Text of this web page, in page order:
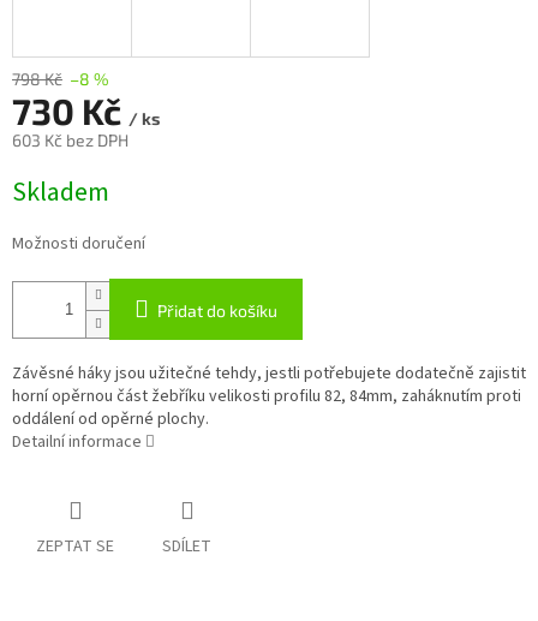
798 Kč –8 %
730 Kč / ks
603 Kč bez DPH
cena:
Skladem
Možnosti doručení
Přidat do košíku
Závěsné háky jsou užitečné tehdy, jestli potřebujete dodatečně zajistit
horní opěrnou část žebříku velikosti profilu 82, 84mm, zaháknutím proti
oddálení od opěrné plochy.
Detailní informace
ZEPTAT SE SDÍLET